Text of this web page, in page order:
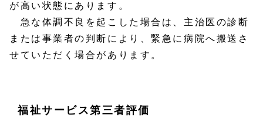
が高い状態にあります。
急な体調不良を起こした場合は、主治医の診断
または事業者の判断により、緊急に病院へ搬送さ
せていただく場合があります。
福祉サービス第三者評価